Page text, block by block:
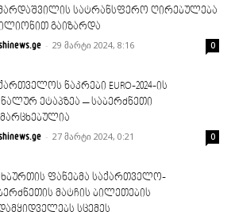
სატრანსფერო ღირებულება
გაიზარდა
- 29 მარტი 2024, 8:16 0
ნაკრები EURO-2024-ის
ეტაპზეა – საბერძნეთი
- 27 მარტი 2024, 0:21 0
ფანებმა საქართველო-
მატჩის ბილეთების
სცემეს